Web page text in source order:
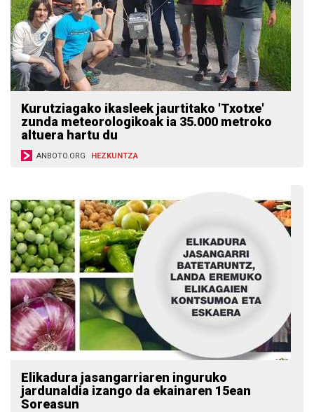
Kurutziagako ikasleek jaurtitako 'Txotxe'
zunda meteorologikoak ia 35.000 metroko
altuera hartu du
ANBOTO.ORG HEZKUNTZA
Elikadura jasangarriaren inguruko
jardunaldia izango da ekainaren 15ean
Soreasun